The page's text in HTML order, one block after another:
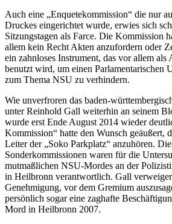
Auch eine „Enquetekommission“ die nur
Druckes eingerichtet wurde, erwies sich
Sitzungstagen als Farce. Die Kommission
allem kein Recht Akten anzufordern oder
ein zahnloses Instrument, das vor allem als
benutzt wird, um einen Parlamentarischen
zum Thema NSU zu verhindern.
Wie unverfroren das baden-
unter Reinhold Gall weiterhin an seinem
wurde erst Ende August 2014 wieder
Kommission“ hatte den Wunsch geäußert,
Leiter der „Soko Parkplatz“ anzuhören.
Sonderkommissionen waren für die
mutmaßlichen NSU-Mordes an der
in Heilbronn verantwortlich. Gall
Genehmigung, vor dem Gremium
persönlich sogar eine zaghafte
Mord in Heilbronn 2007.